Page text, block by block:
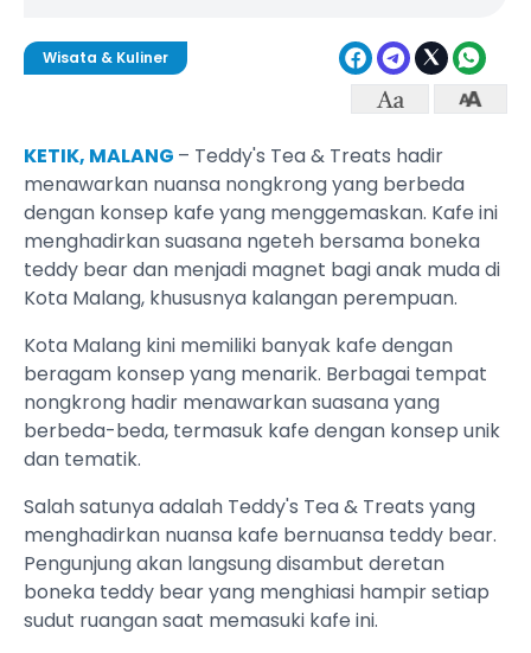
Wisata & Kuliner
KETIK, MALANG – Teddy's Tea & Treats hadir
menawarkan nuansa nongkrong yang berbeda
dengan konsep kafe yang menggemaskan. Kafe ini
menghadirkan suasana ngeteh bersama boneka
teddy bear dan menjadi magnet bagi anak muda di
Kota Malang, khususnya kalangan perempuan.
Kota Malang kini memiliki banyak kafe dengan
beragam konsep yang menarik. Berbagai tempat
nongkrong hadir menawarkan suasana yang
berbeda-beda, termasuk kafe dengan konsep unik
dan tematik.
Salah satunya adalah Teddy's Tea & Treats yang
menghadirkan nuansa kafe bernuansa teddy bear.
Pengunjung akan langsung disambut deretan
boneka teddy bear yang menghiasi hampir setiap
sudut ruangan saat memasuki kafe ini.